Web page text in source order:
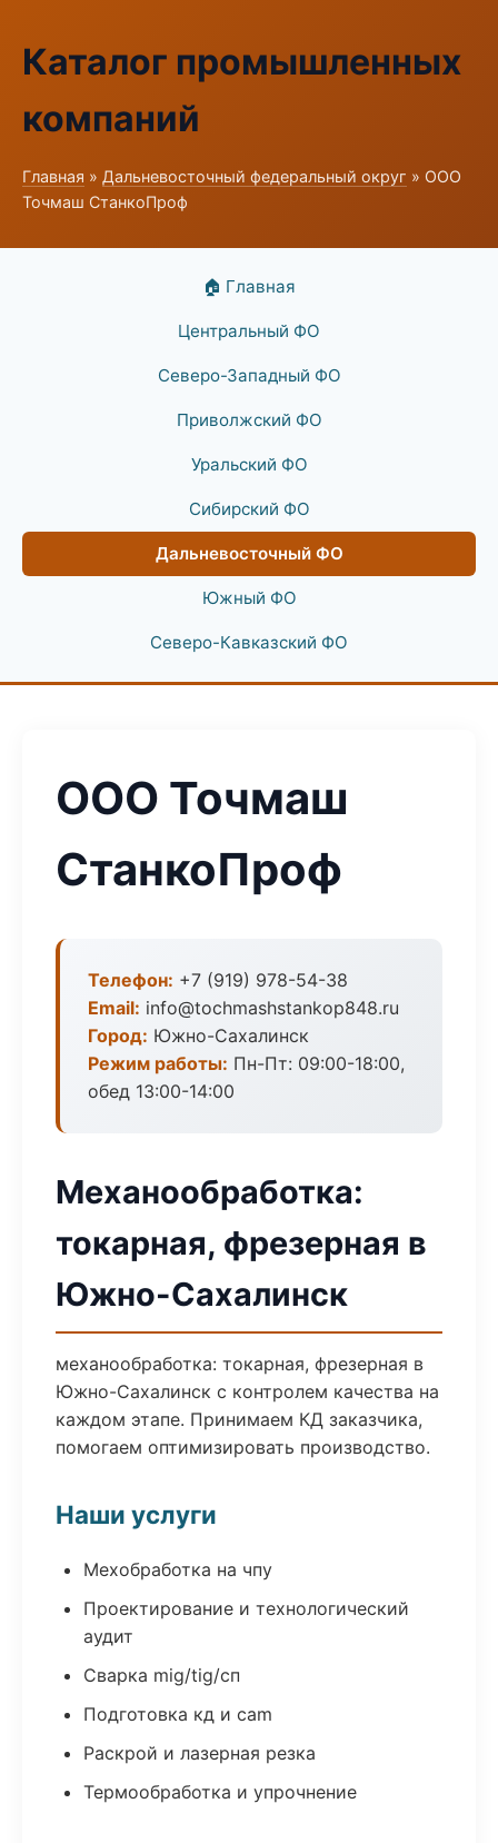
Каталог промышленных
компаний
Главная » Дальневосточный федеральный округ » ООО
Точмаш СтанкоПроф
🏠 Главная
Центральный ФО
Северо-Западный ФО
Приволжский ФО
Уральский ФО
Сибирский ФО
Дальневосточный ФО
Южный ФО
Северо-Кавказский ФО
ООО Точмаш
СтанкоПроф
Телефон: +7 (919) 978-54-38
Email: info@tochmashstankop848.ru
Город: Южно-Сахалинск
Режим работы: Пн-Пт: 09:00-18:00,
обед 13:00-14:00
Механообработка:
токарная, фрезерная в
Южно-Сахалинск
механообработка: токарная, фрезерная в
Южно-Сахалинск с контролем качества на
каждом этапе. Принимаем КД заказчика,
помогаем оптимизировать производство.
Наши услуги
Мехобработка на чпу
Проектирование и технологический
аудит
Сварка mig/tig/сп
Подготовка кд и cam
Раскрой и лазерная резка
Термообработка и упрочнение